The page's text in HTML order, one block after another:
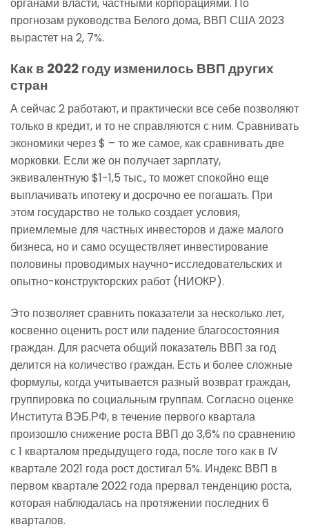
прогнозам руководства Белого дома, ВВП США 2023
вырастет на 2, 7%.
Как в 2022 году изменилось ВВП других
стран
А сейчас 2 работают, и практически все себе позволяют
только в кредит, и то не справляются с ним. Сравнивать
экономики через $ – то же самое, как сравнивать две
морковки. Если же он получает зарплату,
эквивалентную $1-1,5 тыс., то может спокойно еще
выплачивать ипотеку и досрочно ее погашать. При
этом государство не только создает условия,
приемлемые для частных инвесторов и даже малого
бизнеса, но и само осуществляет инвестирование
половины проводимых научно-исследовательских и
опытно-конструкторских работ (НИОКР).
Это позволяет сравнить показатели за несколько лет,
косвенно оценить рост или падение благосостояния
граждан. Для расчета общий показатель ВВП за год
делится на количество граждан. Есть и более сложные
формулы, когда учитывается разный возврат граждан,
группировка по социальным группам. Согласно оценке
Института ВЭБ.РФ, в течение первого квартала
произошло снижение роста ВВП до 3,6% по сравнению
с 1 кварталом предыдущего года, после того как в IV
квартале 2021 года рост достигал 5%. Индекс ВВП в
первом квартале 2022 года прервал тенденцию роста,
которая наблюдалась на протяжении последних 6
кварталов.